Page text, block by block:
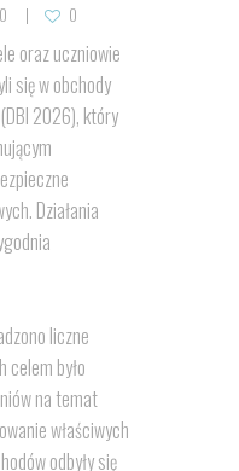
0 0
oraz uczniowie
się w obchody
2026), który
Działania
liczne
celem było
na temat
właściwych
odbyły się